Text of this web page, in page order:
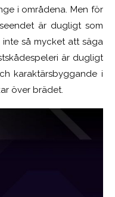
i områdena. Men för
är dugligt som
så mycket att säga
är dugligt
karaktärsbyggande i
över brädet.